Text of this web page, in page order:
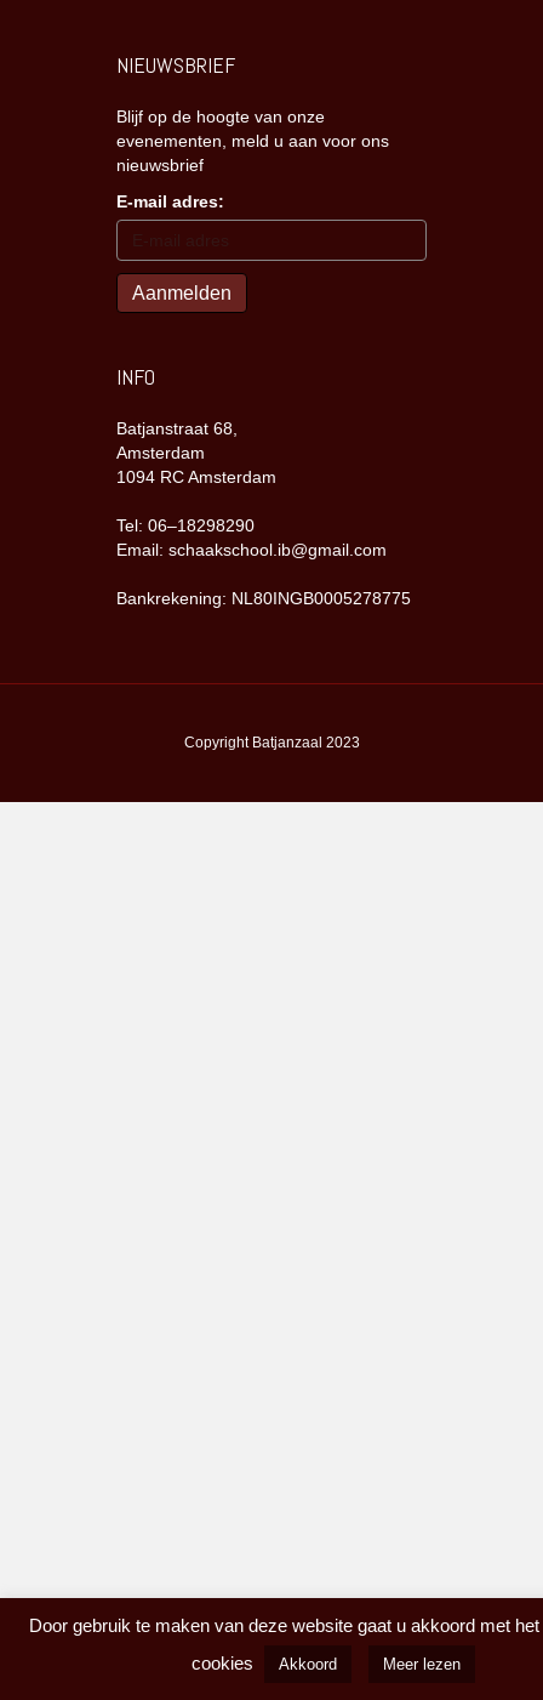
NIEUWSBRIEF
Blijf op de hoogte van onze
evenementen, meld u aan voor ons
nieuwsbrief
E-mail adres:
INFO
Batjanstraat 68,
Amsterdam
1094 RC Amsterdam
Tel: 06–18298290
Email: schaakschool.ib@gmail.com
Bankrekening: NL80INGB0005278775
Copyright Batjanzaal 2023
Door gebruik te maken van deze website gaat u akkoord met
cookies
Akkoord Meer lezen